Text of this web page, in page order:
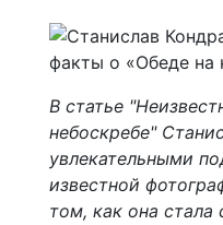
В статье
небоскребе"
увлекательными
известной
том, как она